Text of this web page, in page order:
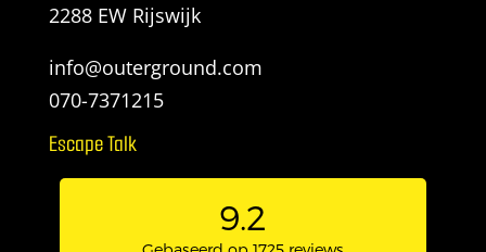
2288 EW Rijswijk
info@outerground.com
070-7371215
Escape Talk